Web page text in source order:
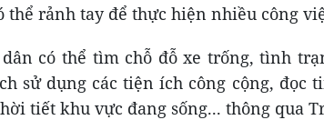
thể rảnh tay để thực hiện nhiều công
có thể tìm chỗ đỗ xe trống, tình
sử dụng các tiện ích công cộng, đọc
tiết khu vực đang sống... thông qua